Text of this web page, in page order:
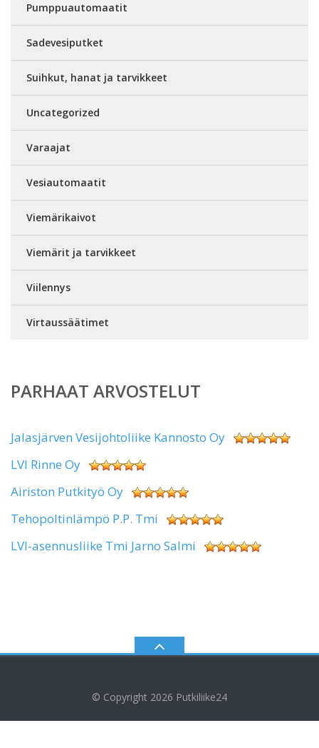
Pumppuautomaatit
Sadevesiputket
Suihkut, hanat ja tarvikkeet
Uncategorized
Varaajat
Vesiautomaatit
Viemärikaivot
Viemärit ja tarvikkeet
Viilennys
Virtaussäätimet
PARHAAT ARVOSTELUT
Jalasjärven Vesijohtoliike Kannosto Oy
LVI Rinne Oy
Airiston Putkityö Oy
Tehopoltinlämpö P.P. Tmi
LVI-asennusliike Tmi Jarno Salmi
© Copyright 2026 Putkiliike24